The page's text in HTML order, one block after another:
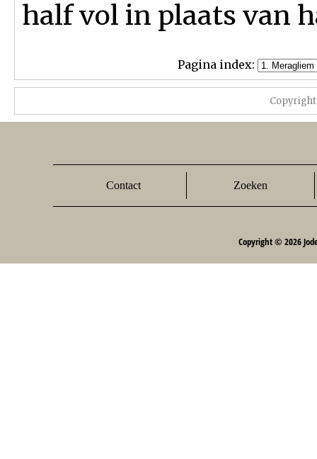
half vol in plaats van
Pagina index:
Contact Zoeken
Copyright © 2026